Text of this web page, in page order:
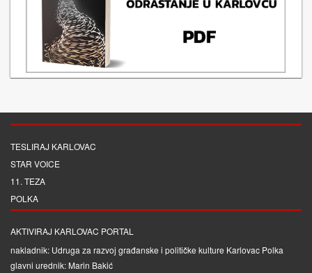
TESLIRAJ KARLOVAC
STAR VOICE
11. TEZA
POLKA
AKTIVIRAJ KARLOVAC PORTAL
nakladnik: Udruga za razvoj građanske i političke kulture Karlovac Polka
glavni urednik: Marin Bakić